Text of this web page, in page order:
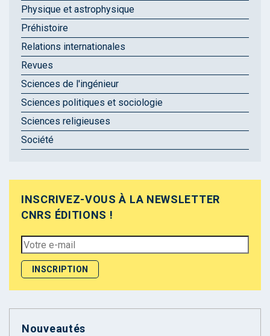
Physique et astrophysique
Préhistoire
Relations internationales
Revues
Sciences de l'ingénieur
Sciences politiques et sociologie
Sciences religieuses
Société
INSCRIVEZ-VOUS À LA NEWSLETTER
CNRS ÉDITIONS !
Nouveautés